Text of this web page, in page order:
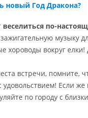
новый Год Дракона?
веселиться по-
музыку
хороводы вокруг елки!
встречи, помните,
удовольствием! Если
по городу с